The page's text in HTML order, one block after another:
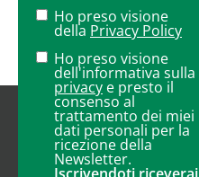
Ho preso visione
della Privacy Policy
Ho preso visione
dell'informativa sulla
privacy e presto il
consenso al
trattamento dei miei
dati personali per la
ricezione della
Newsletter.